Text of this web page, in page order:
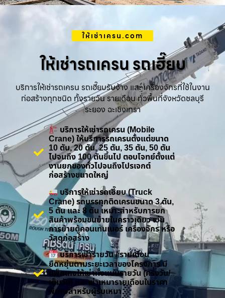
ให้เช่าเครน.com
ให้เช่ารถเครน รถเฮี๊ยบ
บริการให้เช่ารถเครน รถเฮี๊ยบรับจ้าง และ เครื่องจักรที่ใช้ในงาน
ก่อสร้างทุกชนิด ทั้งรายวัน รายเดือน ทั่วพื้นที่จังหวัดชลบุรี
ระยอง ฉะเชิงเทรา
บริการให้เช่ารถเครน (Mobile
Crane) ให้บริการรถเครนตั้งแต่ขนาด
10 ตัน, 20 ตัน, 25 ตัน, 35 ตัน, 50 ตัน
ไปจนถึง 100 ตันขึ้นไป ตอบโจทย์ตั้งแต่
งานยกของทั่วไปจนถึงโปรเจกต์
ก่อสร้างขนาดใหญ่
บริการให้เช่ารถเฮี๊ยบ (Truck
Crane) รถบรรทุกติดเครนขนาด 3 ตัน,
5 ตัน และ 8 ตัน เหมาะสำหรับการยก
สินค้าพร้อมขนย้ายในคราวเดียว เช่น
การย้ายตู้คอนเทนเนอร์ เครื่องจักร หรือ
วัสดุก่อสร้าง
บริการเช่ารายวัน / รายเดือน
ยืดหยุ่นตามระยะเวลาของโครงการ มี
แพ็กเกจให้เช่าทั้งแบบรายวัน (ครึ่งวัน/
เต็มวัน) และเช่าเหมารายเดือนในราคา
พิเศษสำหรับผู้รับเหมา